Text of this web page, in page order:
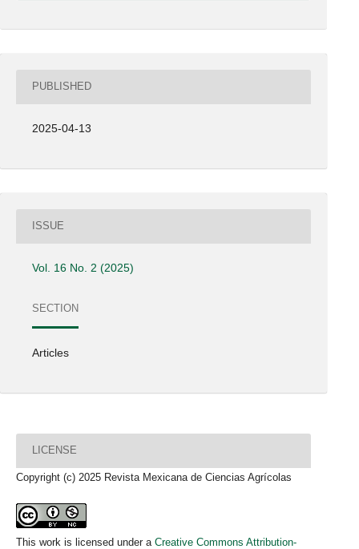
PUBLISHED
2025-04-13
ISSUE
Vol. 16 No. 2 (2025)
SECTION
Articles
LICENSE
Copyright (c) 2025 Revista Mexicana de Ciencias Agrícolas
This work is licensed under a Creative Commons Attribution-